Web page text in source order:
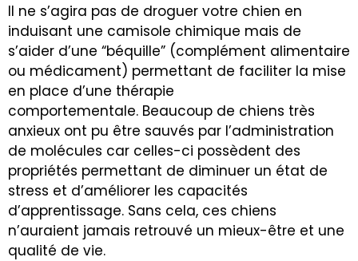
Il ne s’agira pas de droguer votre chien en
induisant une camisole chimique mais de
s’aider d’une “béquille” (complément alimentaire
ou médicament) permettant de faciliter la mise
en place d’une thérapie
comportementale. Beaucoup de chiens très
anxieux ont pu être sauvés par l’administration
de molécules car celles-ci possèdent des
propriétés permettant de diminuer un état de
stress et d’améliorer les capacités
d’apprentissage. Sans cela, ces chiens
n’auraient jamais retrouvé un mieux-être et une
qualité de vie.